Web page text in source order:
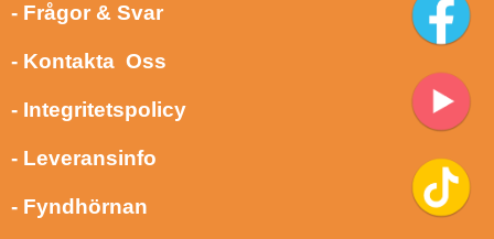
- Frågor & Svar
- Kontakta Oss
- Integritetspolicy
- Leveransinfo
- Fyndhörnan